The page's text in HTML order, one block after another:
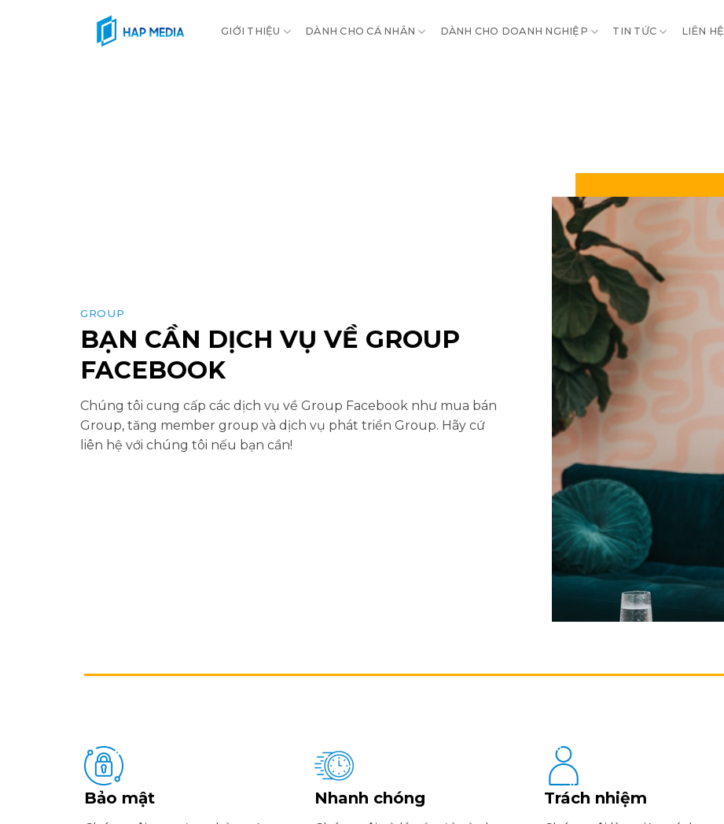
GIỚI THIỆU DÀNH CHO CÁ NHÂN DÀNH CHO DOANH NGHIỆP TIN TỨC LIÊN HỆ
GROUP
BẠN CẦN DỊCH VỤ VỀ GROUP
FACEBOOK
Chúng tôi cung cấp các dịch vụ về Group Facebook như mua bán
Group, tăng member group và dịch vụ phát triển Group. Hãy cứ
liên hệ với chúng tôi nếu bạn cần!
Bảo mật Nhanh chóng Trách nhiệm